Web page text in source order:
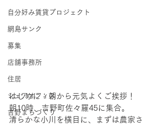
自分好み賃貸プロジェクト
網島サンク
募集
店舗事務所
住居
シェアオフィス
吉野まちづくり
はじめに：朝から元気よくご挨拶！
朝10時、吉野町佐々羅45に集合。
清らかな小川を横目に、まずは農家さ